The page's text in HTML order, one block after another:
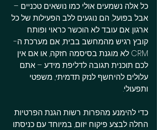
כל אלה נשמעים אולי כמו נושאים טכניים –
אבל בפועל, הם נוגעים ללב הפעילות של כל
ארגון. אם עובד לא הוכשר כראוי ופותח
קובץ רגיש מהמחשב בבית, אם מערכת ה-
CRM לא מוגנת בסיסמה חזקה, או אם אין
לכם תוכנית תגובה לדליפת מידע – אתם
עלולים להיחשף לנזק תדמיתי, משפטי
ותפעולי.
כדי להימנע מהפרות. רשות הגנת הפרטיות
החלה לבצע פיקוח יזום, במיוחד עם כניסתו